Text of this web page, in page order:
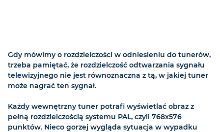
Gdy mówimy o rozdzielczości w odniesieniu do tunerów,
trzeba pamiętać, że rozdzielczość odtwarzania sygnału
telewizyjnego nie jest równoznaczna z tą, w jakiej tuner
może nagrać ten sygnał.
Każdy wewnętrzny tuner potrafi wyświetlać obraz z
pełną rozdzielczością systemu PAL, czyli 768x576
punktów. Nieco gorzej wygląda sytuacja w wypadku